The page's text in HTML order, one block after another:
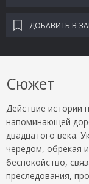
ДОБАВИТЬ В
Сюжет
Действие истории
напоминающей
двадцатого века.
чередом, обрекая
беспокойство,
преследования,